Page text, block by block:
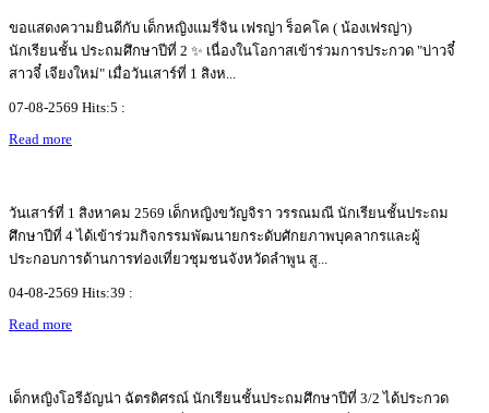
ขอแสดงความยินดีกับ เด็กหญิงแมรี่จิน เฟรญ่า ร็อคโค ( น้องเฟรญ่า)
นักเรียนชั้น ประถมศึกษาปีที่ 2 ✨ เนื่องในโอกาสเข้าร่วมการประกวด "บ่าวจี๋
สาวจี๋ เจียงใหม่" เมื่อวันเสาร์ที่ 1 สิงห...
07-08-2569 Hits:5 :
Read more
วันเสาร์ที่ 1 สิงหาคม 2569 เด็กหญิงขวัญจิรา วรรณมณี นักเรียนชั้นประถม
ศึกษาปีที่ 4 ได้เข้าร่วมกิจกรรมพัฒนายกระดับศักยภาพบุคลากรและผู้
ประกอบการด้านการท่องเที่ยวชุมชนจังหวัดลำพูน สู...
04-08-2569 Hits:39 :
Read more
เด็กหญิงโอรีอัญน่า ฉัตรดิศรณ์ นักเรียนชั้นประถมศึกษาปีที่ 3/2 ได้ประกวด